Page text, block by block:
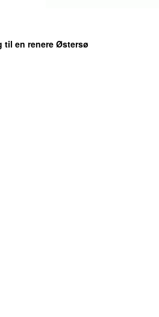
til en renere Østersø